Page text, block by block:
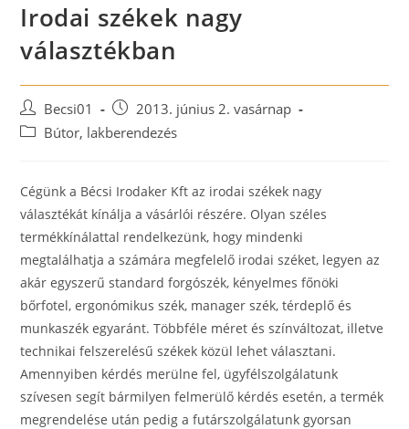
Irodai székek nagy
választékban
Post
author:
Becsi01
Post
published:
2013. június 2. vasárnap
PostBútor, lakberendezés
Cégünk a Bécsi Irodaker Kft az irodai székek nagy
választékát kínálja a vásárlói részére. Olyan széles
termékkínálattal rendelkezünk, hogy mindenki
megtalálhatja a számára megfelelő irodai széket, legyen az
akár egyszerű standard forgószék, kényelmes főnöki
bőrfotel, ergonómikus szék, manager szék, térdeplő és
munkaszék egyaránt. Többféle méret és színváltozat, illetve
technikai felszerelésű székek közül lehet választani.
Amennyiben kérdés merülne fel, ügyfélszolgálatunk
szívesen segít bármilyen felmerülő kérdés esetén, a termék
megrendelése után pedig a futárszolgálatunk gyorsan